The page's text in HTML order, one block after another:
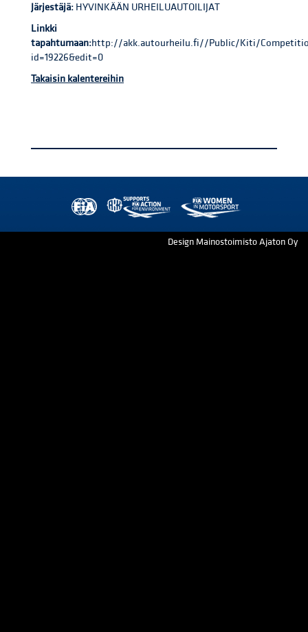
Järjestäjä: HYVINKÄÄN URHEILUAUTOILIJAT
Linkki
tapahtumaan:http://akk.autourheilu.fi//Public/Kiti/
id=19226&edit=0
Takaisin kalentereihin
Design Mainostoimisto Ajaton Oy